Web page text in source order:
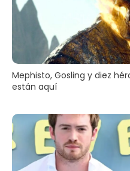
Mephisto, Gosling y diez
están aquí